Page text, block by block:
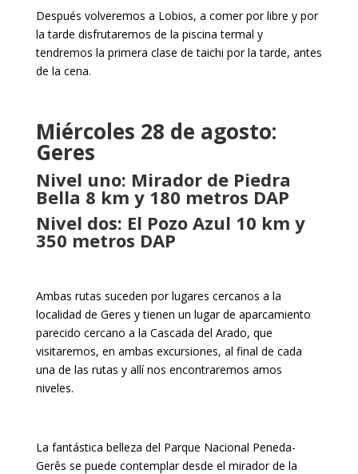
Después volveremos a Lobios, a comer por libre y por
la tarde disfrutaremos de la piscina termal y
tendremos la primera clase de taichi por la tarde, antes
de la cena.
Miércoles 28 de agosto:
Geres
Nivel uno: Mirador de Piedra
Bella 8 km y 180 metros DAP
Nivel dos: El Pozo Azul 10 km y
350 metros DAP
Ambas rutas suceden por lugares cercanos a la
localidad de Geres y tienen un lugar de aparcamiento
parecido cercano a la Cascada del Arado, que
visitaremos, en ambas excursiones, al final de cada
una de las rutas y allí nos encontraremos amos
niveles.
La fantástica belleza del Parque Nacional Peneda-
Gerês se puede contemplar desde el mirador de la